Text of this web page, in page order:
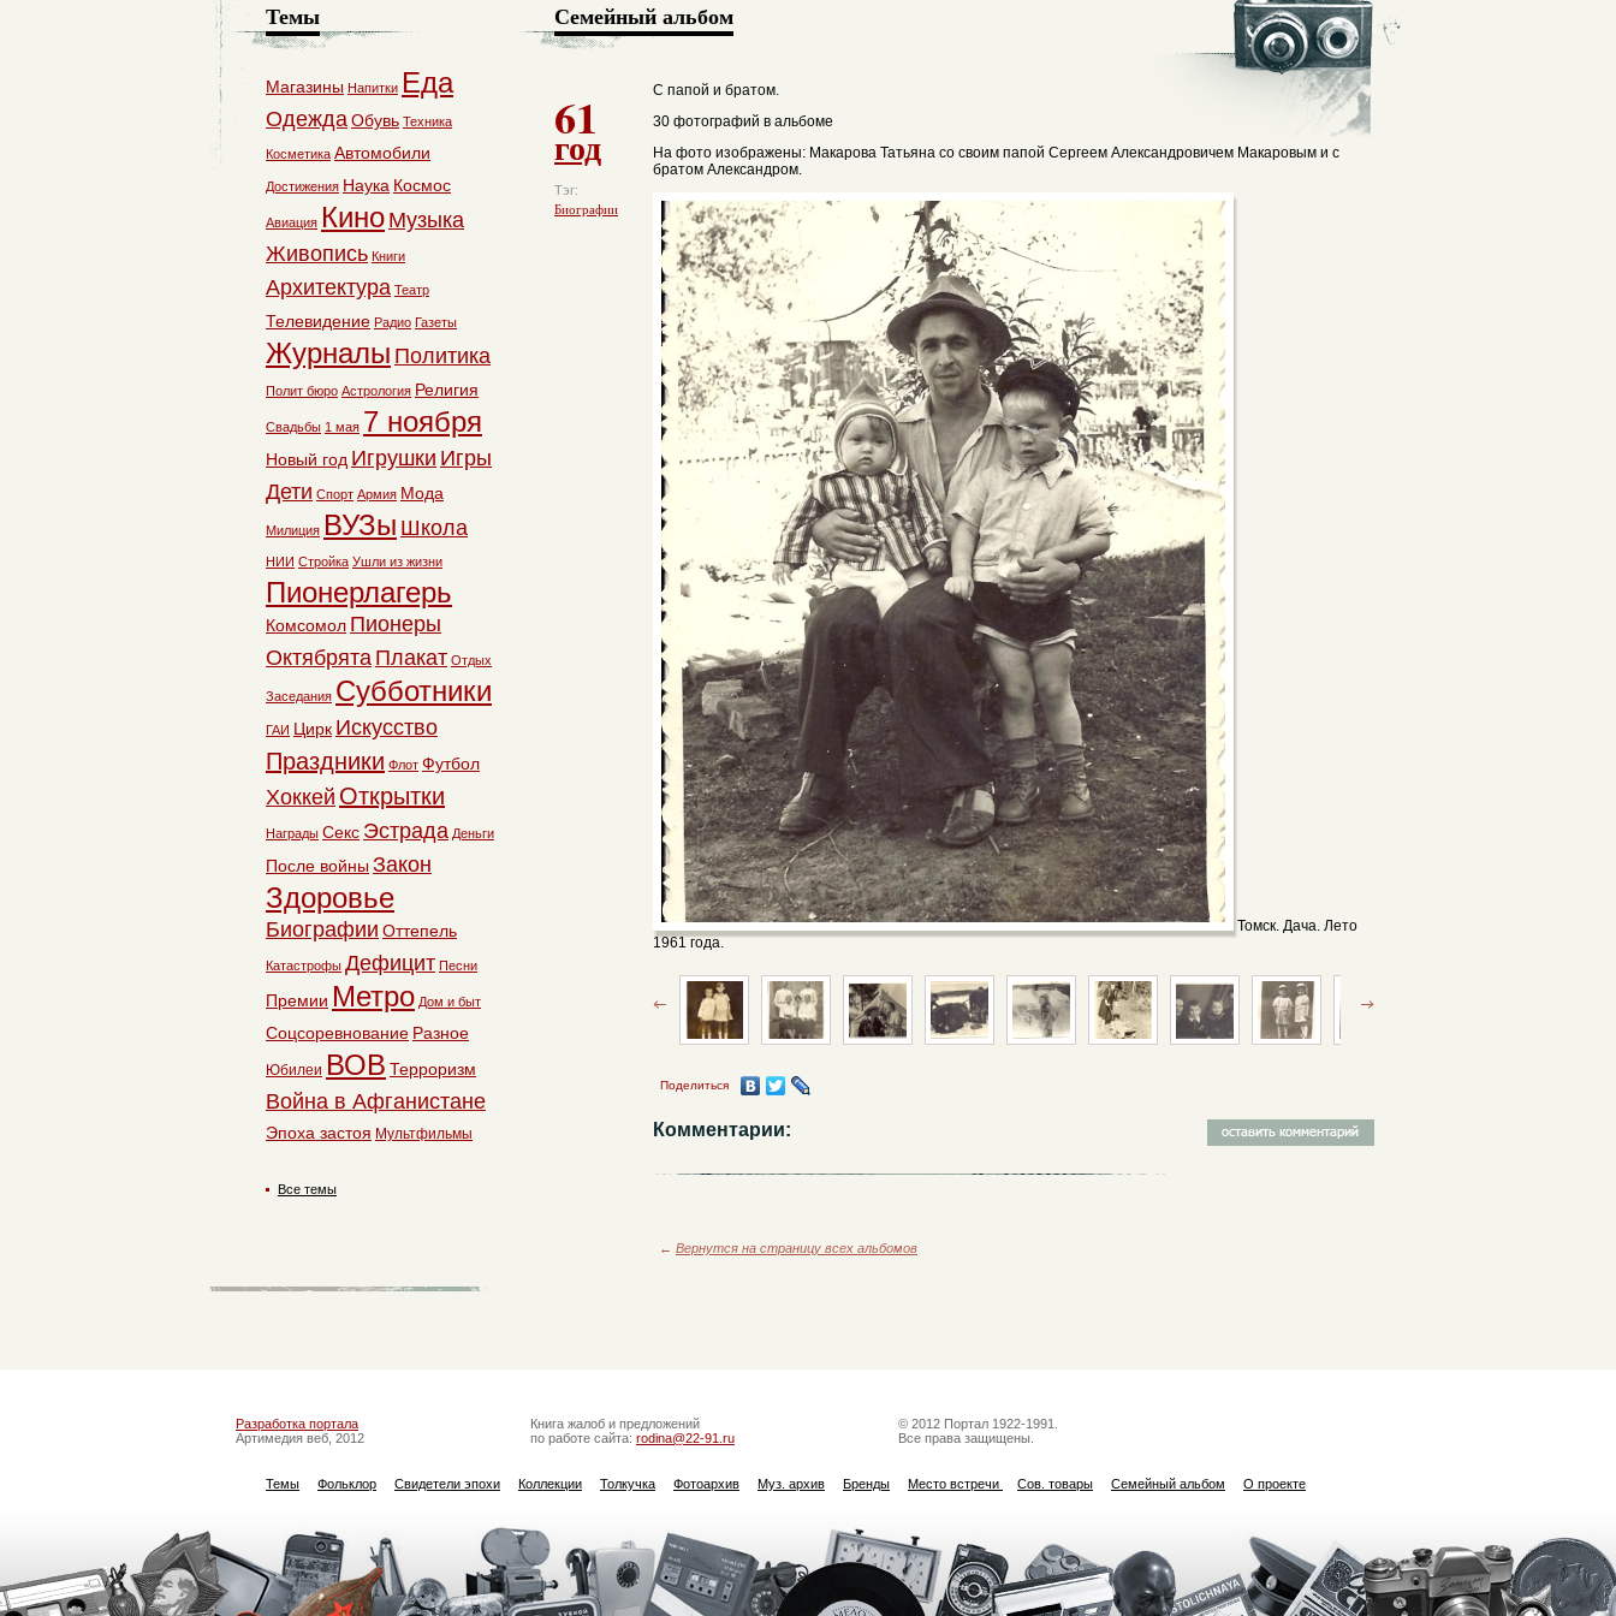
Семейный альбом
61
год
Тэг:
Биографии
С папой и братом.
30 фотографий в альбоме
На фото изображены: Макарова Татьяна со своим папой Сергеем Александровичем Макаровым и с
братом Александром.
Томск. Дача. Лето
1961 года.
Поделиться
Комментарии:
← Вернутся на страницу всех альбомов
Темы
Магазины Напитки Еда
ОдеждаОбувь Техника
Косметика Автомобили
Достижения Наука Космос
Авиация Кино Музыка
Живопись Книги
Архитектура Театр
Телевидение Радио Газеты
Журналы Политика
Полит бюро Астрология Религия
Свадьбы 1 мая 7 ноября
Новый год Игрушки Игры
Дети Спорт Армия Мода
Милиция ВУЗы Школа
НИИ Стройка Ушли из жизни
Пионерлагерь
Комсомол Пионеры
Октябрята Плакат Отдых
Заседания Субботники
ГАИ Цирк Искусство
Праздники Флот Футбол
Хоккей Открытки
Награды Секс Эстрада Деньги
После войны Закон
Здоровье
Биографии Оттепель
Катастрофы Дефицит Песни
Премии Метро Дом и быт
Соцсоревнование Разное
Юбилеи ВОВ Терроризм
Война в Афганистане
Эпоха застоя Мультфильмы
Все темы
Разработка портала
Артимедия веб, 2012
Книга жалоб и предложений
по работе сайта: rodina@22-91.ru
© 2012 Портал 1922-1991.
Все права защищены.
Темы Фольклор Свидетели эпохи Коллекции Толкучка Фотоархив Муз. архив Бренды Место встречи Сов. товары Семейный альбом О проекте